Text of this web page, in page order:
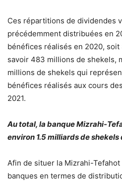
Ces répartitions de dividendes
précédemment distribuées en
bénéfices réalisés en 2020, soit
savoir 483 millions de shekels,
millions de shekels qui
bénéfices réalisés aux cours
2021.
Au total, la banque Mizrahi-
environ 1.5 milliards de
Afin de situer la Mizrahi-Tefahot
banques en termes de